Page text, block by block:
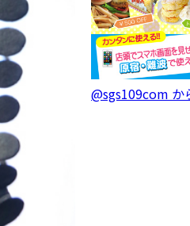
@sgs109com か